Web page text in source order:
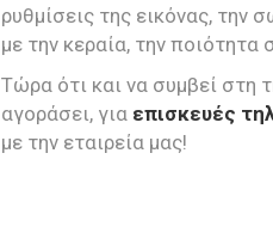
ρυθμίσεις της εικόνας,
με την κεραία, την
Τώρα ότι και να συμβεί στη
αγοράσει, για επισκευές
με την εταιρεία μας!